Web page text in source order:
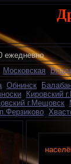
ежедневно
Московская
Обнинск
Кировский
г.Мещовск